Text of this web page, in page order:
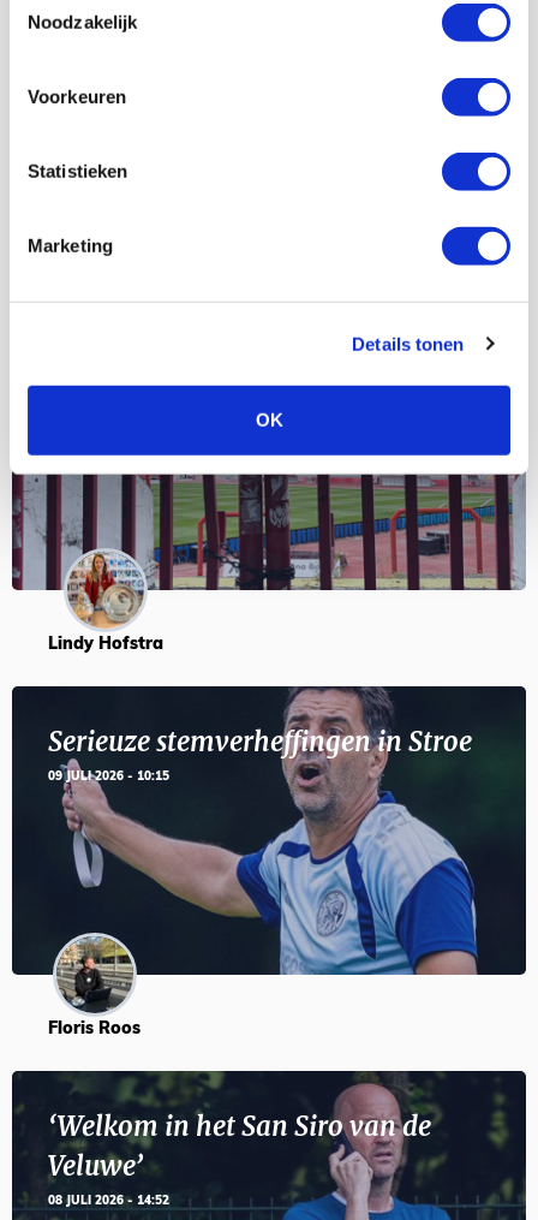
Noodzakelijk
Voorkeuren
Statistieken
Marketing
Details tonen
OK
23
Selectiedag ballenjongens/-meiden
Blogs
Servische maffiabaas in grauwe bak
en feesten met Tadic
Lindy Hofstra
Serieuze stemverheffingen in Stroe
09 JULI 2026 - 10:15
Floris Roos
‘Welkom in het San Siro van de
Veluwe’
08 JULI 2026 - 14:52